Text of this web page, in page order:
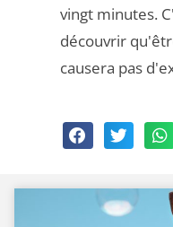
vingt minutes.
découvrir
causera pas